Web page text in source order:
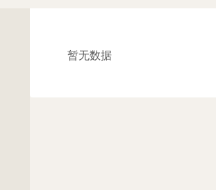
暂无数据